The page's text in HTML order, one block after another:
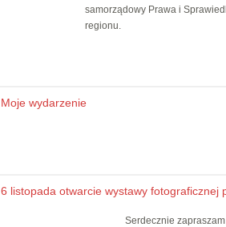
samorządowy Prawa i
regionu.
Moje wydarzenie
6 listopada otwarcie wystawy fotograficznej
Serdecznie